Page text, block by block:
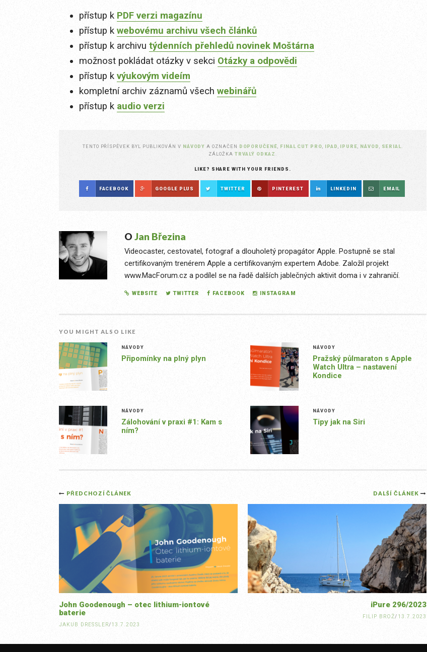
přístup k PDF verzi magazínu
přístup k webovému archivu všech článků
přístup k archivu týdenních přehledů novinek Moštárna
možnost pokládat otázky v sekci Otázky a odpovědi
přístup k výukovým videím
kompletní archiv záznamů všech webinářů
přístup k audio verzi
TENTO PŘÍSPĚVEK BYL PUBLIKOVÁN V NÁVODY A OZNAČEN DOPORUČENÉ FINAL CUT PRO IPAD IPURE NÁVOD SERIAL
ZÁLOŽKA TRVALÝ ODKAZ
LIKE? SHARE WITH YOUR FRIENDS.
FACEBOOK GOOGLE PLUS TWITTER PINTEREST LINKEDIN EMAIL
O Jan Březina
Videocaster, cestovatel, fotograf a dlouholetý propagátor Apple. Postupně se stal
certifikovaným trenérem Apple a certifikovaným expertem Adobe. Založil projekt
www.MacForum.cz a podílel se na řadě dalších jablečných aktivit doma i v zahraničí.
WEBSITE TWITTER FACEBOOK INSTAGRAM
YOU MIGHT ALSO LIKE
NÁVODY
Připomínky na plný plyn
NÁVODY
Pražský půlmaraton s Apple
Watch Ultra – nastavení
Kondice
NÁVODY
Zálohování v praxi #1: Kam s
ním?
NÁVODY
Tipy jak na Siri
Post
navigation
DALŠÍ ČLÁNEK
iPure 296/2023
FILIP BROŽ/ 13.7.2023
PŘEDCHOZÍ ČLÁNEK
John Goodenough – otec lithium-iontové
baterie
JAKUB DRESSLER/13.7.2023